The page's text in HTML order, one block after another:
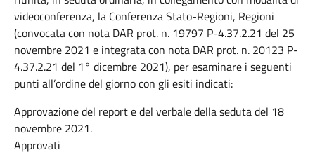
videoconferenza, la Conferenza Stato-Regioni, Regioni
(convocata con nota DAR prot. n. 19797 P-4.37.2.21 del 25
novembre 2021 e integrata con nota DAR prot. n. 20123 P-
4.37.2.21 del 1° dicembre 2021), per esaminare i seguenti
punti all’ordine del giorno con gli esiti indicati:
Approvazione del report e del verbale della seduta del 18
novembre 2021.
Approvati